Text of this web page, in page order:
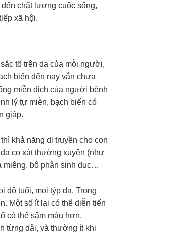
chất lượng cuộc sống,
xã hội.
tố trên da của mỗi người,
biến đến nay vẫn chưa
miễn dịch của người bệnh
lý tự miễn, bạch biến có
giáp.
khả năng di truyền cho con
cọ xát thường xuyên (như
miệng, bộ phận sinh dục…
độ tuổi, mọi týp da. Trong
Một số ít lại có thể diễn tiến
có thể sậm màu hơn.
từng dải, và thường ít khi